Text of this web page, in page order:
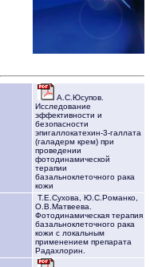
А.С.Юсупов.
Исследование
эффективности и
безопасности
эпигаллокатехин-3-галлата
(галадерм крем) при
проведении
фотодинамической
терапии
базальноклеточного рака
кожи
Т.Е.Сухова, Ю.С.Романко,
О.В.Матвеева.
Фотодинамическая терапия
базальноклеточного рака
кожи с локальным
применением препарата
Радахлорин.